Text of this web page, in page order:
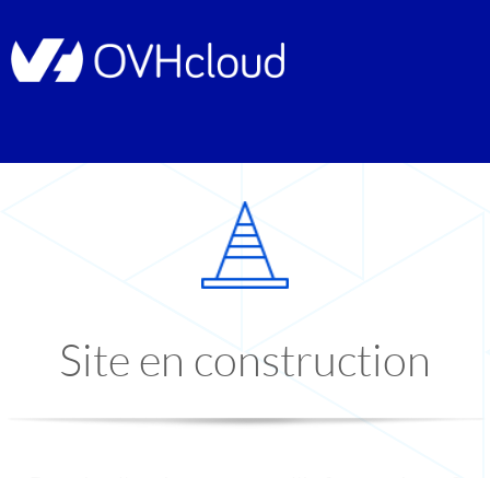
Site en construction